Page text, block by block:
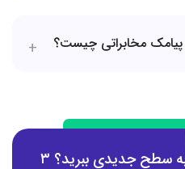
پیامک مخابراتی چیست؟
آیا آماده‌اید درآمدتان را به سطح جدیدی ببرید؟ ۳